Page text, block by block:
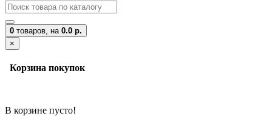
0 товаров, на 0.0 р.
×
Корзина покупок
В корзине пусто!